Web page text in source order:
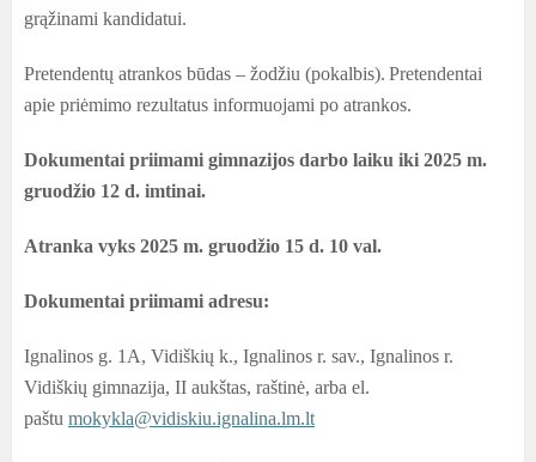
grąžinami kandidatui.
Pretendentų atrankos būdas – žodžiu (pokalbis). Pretendentai
apie priėmimo rezultatus informuojami po atrankos.
Dokumentai priimami gimnazijos darbo laiku iki 2025 m.
gruodžio 12 d. imtinai.
Atranka vyks 2025 m. gruodžio 15 d. 10 val.
Dokumentai priimami adresu:
Ignalinos g. 1A, Vidiškių k., Ignalinos r. sav., Ignalinos r.
Vidiškių gimnazija, II aukštas, raštinė, arba el.
paštu mokykla@vidiskiu.ignalina.lm.lt